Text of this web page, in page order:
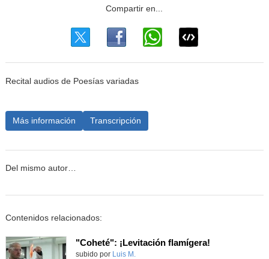
Recital audios de Poesías variadas
Más información Transcripción
Del mismo autor…
Contenidos relacionados:
"Coheté": ¡Levitación flamígera!
Contenido educativo.
subido por Luis M.